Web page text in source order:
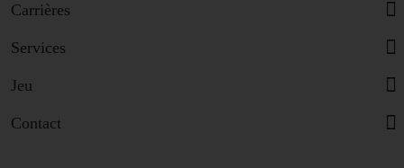
Carrières
Services
Jeu
Contact